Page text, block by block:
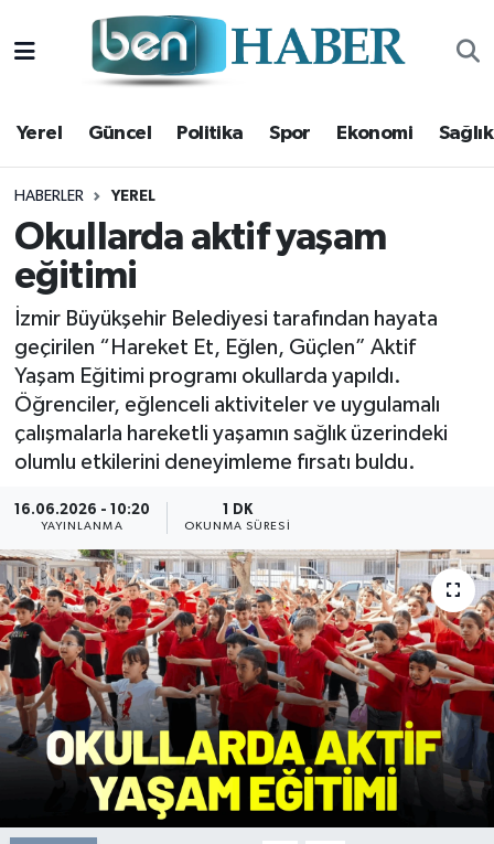
Yerel Güncel Politika Spor Ekonomi Sağlık
HABERLER YEREL
Okullarda aktif yaşam
eğitimi
İzmir Büyükşehir Belediyesi tarafından hayata
geçirilen “Hareket Et, Eğlen, Güçlen” Aktif
Yaşam Eğitimi programı okullarda yapıldı.
Öğrenciler, eğlenceli aktiviteler ve uygulamalı
çalışmalarla hareketli yaşamın sağlık üzerindeki
olumlu etkilerini deneyimleme fırsatı buldu.
16.06.2026 - 10:20
YAYINLANMA
1 DK
OKUNMA SÜRESI
Yerel
Güncel
Politika
Spor
Ekonomi
Sağlık
Magazin
Resmi Reklam
Röportajlar
Hava Durumu
Trafik Durumu
Süper Lig Puan Durumu ve Fikstür
Tüm Manşetler
Son Dakika Haberleri
Haber Arşivi